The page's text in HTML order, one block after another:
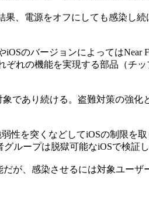
、電源をオフにしても感染し
のバージョンによってはNear
れの機能を実現する部品（チ
あり続ける。盗難対策の強化
を突くなどしてiOSの制限を
ループは脱獄可能なiOSで検証し
、感染させるには対象ユーザ